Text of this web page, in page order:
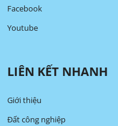
Facebook
Youtube
LIÊN KẾT NHANH
Giới thiệu
Đất công nghiệp